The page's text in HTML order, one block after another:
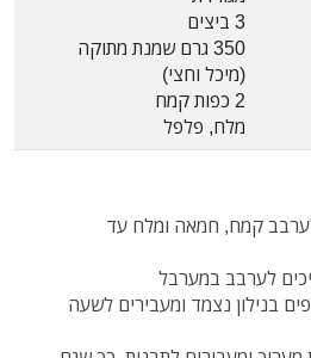
3 ביצים
350 גרם שמנת מתוקה
(מיכל וחצי)
2 כפות קמח
מלח, פלפל
קמח, חמאה ומלח עד
לערבב במערבל
בנילון נצמד ומעבירים לשעה